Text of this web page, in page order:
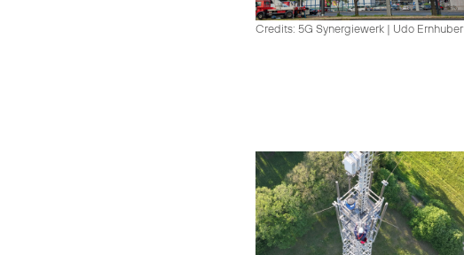
Credits: 5G Synergiewerk | Udo Ernhuber